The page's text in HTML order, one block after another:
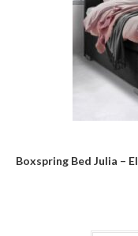
Boxspring Bed Julia –